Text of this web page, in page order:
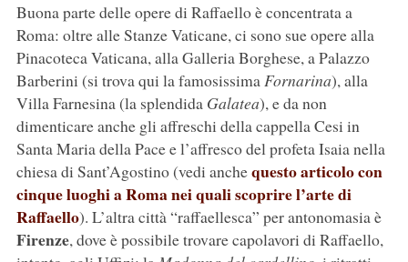
Buona parte delle opere di Raffaello è concentrata a
Roma: oltre alle Stanze Vaticane, ci sono sue opere alla
Pinacoteca Vaticana, alla Galleria Borghese, a Palazzo
Barberini (si trova qui la famosissimaFornarina), alla
Villa Farnesina (la splendida Galatea), e da non
dimenticare anche gli affreschi della cappella Cesi in
Santa Maria della Pace e l’affresco del profeta Isaia nella
chiesa di Sant’Agostino (vedi anchequesto articolo con
cinque luoghi a Roma nei quali scoprire l’arte di
Raffaello). L’altra città “raffaellesca” per antonomasia è
Firenze, dove è possibile trovare capolavori di Raffaello,